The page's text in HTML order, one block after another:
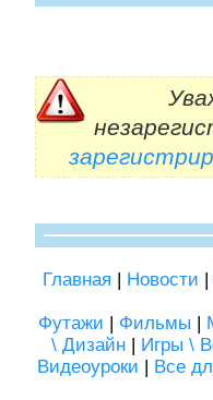
Главная | Новости |
Футажи | Фильмы |
\ Дизайн | Игры \
Видеоуроки | Все